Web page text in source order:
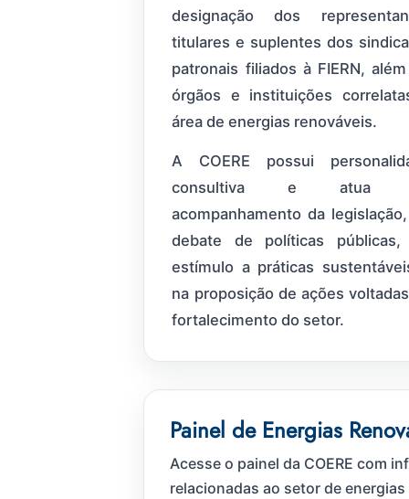
designação dos
titulares e suplentes dos
patronais filiados à FIERN,
órgãos e instituições
área de energias renováveis.
A COERE possui
consultiva e atua
acompanhamento da
debate de políticas
estímulo a práticas
na proposição de ações
fortalecimento do setor.
Painel de Energias
Acesse o painel da COERE com
relacionadas ao setor de